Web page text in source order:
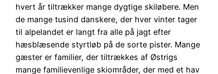
hvert år tiltrækker mange dygtige skiløbere. Men
de mange tusind danskere, der hver vinter tager
til alpelandet er langt fra alle på jagt efter
hæsblæsende styrtløb på de sorte pister. Mange
gæster er familier, der tiltrækkes af Østrigs
mange familievenlige skiområder, der med et hav